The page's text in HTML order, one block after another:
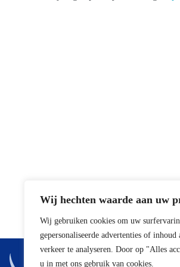
Wij hechten waarde aan uw
Wij gebruiken cookies om uw
gepersonaliseerde advertenties of inhoud
verkeer te analyseren. Door op "Alles
u in met ons gebruik van cookies.